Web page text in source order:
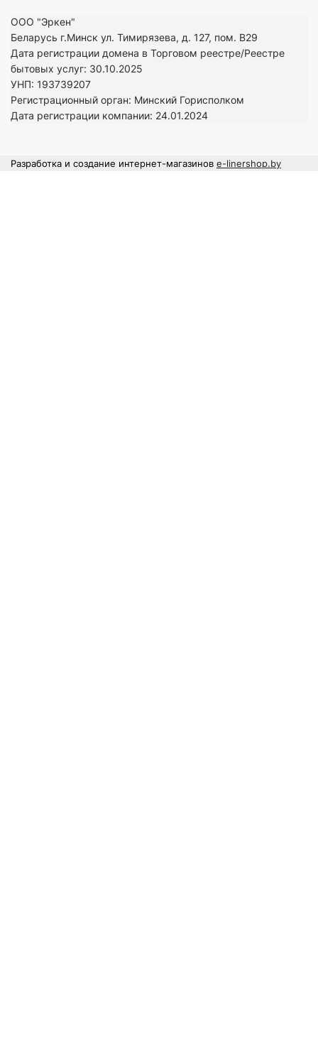
ООО "Эркен"
Беларусь г.Минск ул. Тимирязева, д. 127, пом. В29
Дата регистрации домена в Торговом реестре/Реестре
бытовых услуг: 30.10.2025
УНП: 193739207
Регистрационный орган: Минский Горисполком
Дата регистрации компании: 24.01.2024
Разработка и создание интернет-магазинов e-linershop.by